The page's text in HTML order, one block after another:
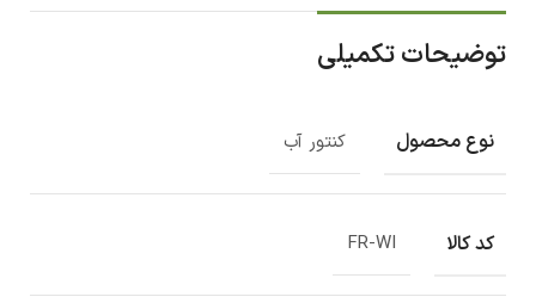
توضیحات تکمیلی
نوع محصول کنتور آب
کد کالا FR-WI